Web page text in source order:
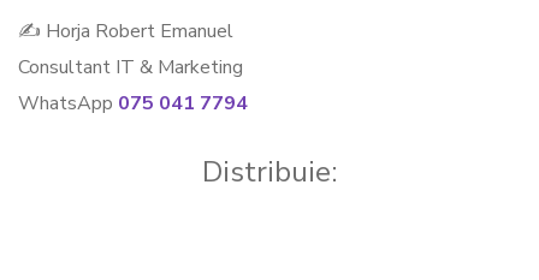
✍ Horja Robert Emanuel
Consultant IT & Marketing
WhatsApp 075 041 7794
Distribuie: